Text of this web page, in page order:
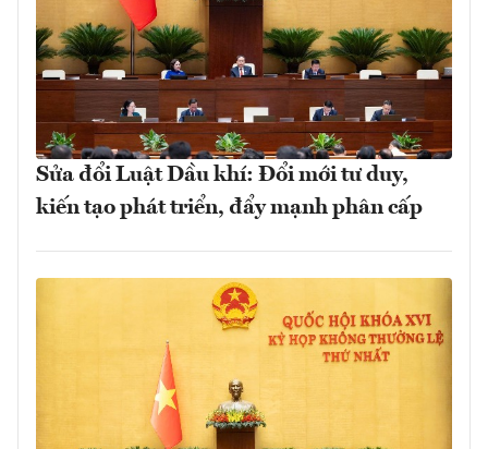
Sửa đổi Luật Dầu khí: Đổi mới tư duy,
kiến tạo phát triển, đẩy mạnh phân cấp